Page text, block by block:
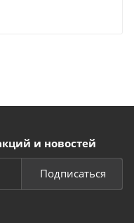
и новостей
Подписаться